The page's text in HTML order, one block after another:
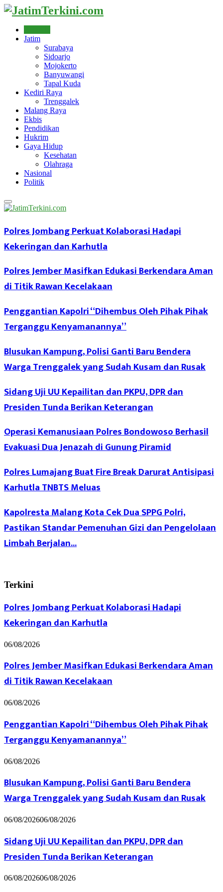
Jatim
Surabaya
Sidoarjo
Mojokerto
Banyuwangi
Tapal Kuda
Kediri Raya
Trenggalek
Malang Raya
Ekbis
Pendidikan
Hukrim
Gaya Hidup
Kesehatan
Olahraga
Nasional
Politik
Primary
Menu
Polres Jombang Perkuat Kolaborasi Hadapi
Kekeringan dan Karhutla
Polres Jember Masifkan Edukasi Berkendara Aman
di Titik Rawan Kecelakaan
Penggantian Kapolri “Dihembus Oleh Pihak Pihak
Terganggu Kenyamanannya”
Blusukan Kampung, Polisi Ganti Baru Bendera
Warga Trenggalek yang Sudah Kusam dan Rusak
Sidang Uji UU Kepailitan dan PKPU, DPR dan
Presiden Tunda Berikan Keterangan
Operasi Kemanusiaan Polres Bondowoso Berhasil
Evakuasi Dua Jenazah di Gunung Piramid
Polres Lumajang Buat Fire Break Darurat Antisipasi
Karhutla TNBTS Meluas
Kapolresta Malang Kota Cek Dua SPPG Polri,
Pastikan Standar Pemenuhan Gizi dan Pengelolaan
Limbah Berjalan...
Terkini
Polres Jombang Perkuat Kolaborasi Hadapi
Kekeringan dan Karhutla
06/08/2026
Polres Jember Masifkan Edukasi Berkendara Aman
di Titik Rawan Kecelakaan
06/08/2026
Penggantian Kapolri “Dihembus Oleh Pihak Pihak
Terganggu Kenyamanannya”
06/08/2026
Blusukan Kampung, Polisi Ganti Baru Bendera
Warga Trenggalek yang Sudah Kusam dan Rusak
06/08/202606/08/2026
Sidang Uji UU Kepailitan dan PKPU, DPR dan
Presiden Tunda Berikan Keterangan
06/08/202606/08/2026